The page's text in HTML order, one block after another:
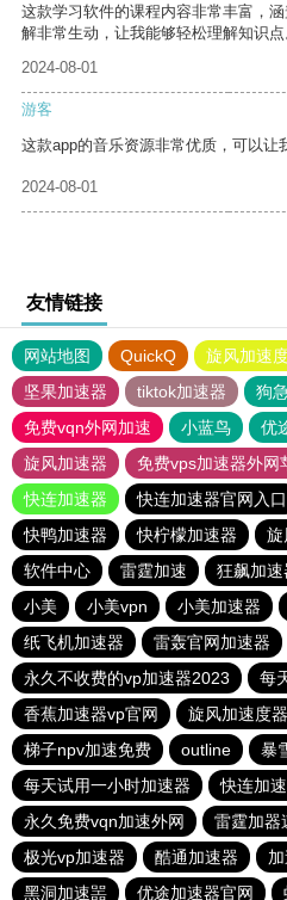
这款学习软件的课程内容非常丰富，
解非常生动，让我能够轻松理解知识点
2024-08-01
游客
这款app的音乐资源非常优质，可以让
2024-08-01
友情链接
网站地图 QuickQ 旋风加速
坚果加速器
tiktok加速器
狗
免费vqn外网加速
小蓝鸟 优
旋风加速器
免费vps加速器外网
快连加速器
快连加速器官网入口
快鸭加速器
快柠檬加速器 旋
软件中心
雷霆加速 狂飙加速
小美
小美vpn 小美加速器
纸飞机加速器
雷轰官网加速器
永久不收费的vp加速器2023
每
香蕉加速器vp官网
旋风加速度器
梯子npv加速免费
outline
暴
每天试用一小时加速器
快连加
永久免费vqn加速外网
雷霆加器
极光vp加速器
酷通加速器
黑洞加速噐
优途加速器官网